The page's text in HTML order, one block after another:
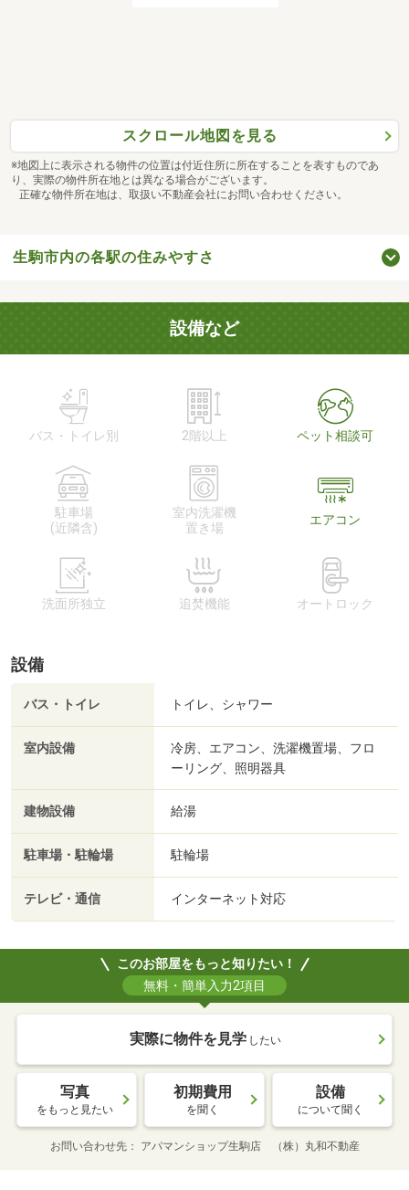
スクロール地図を見る
※地図上に表示される物件の位置は付近住所に所在することを表すものであ
り、実際の物件所在地とは異なる場合がございます。
正確な物件所在地は、取扱い不動産会社にお問い合わせください。
生駒市内の各駅の住みやすさ
設備など
バス・トイレ別 2階以上 ペット相談可
駐車場
(近隣含)
室内洗濯機
置き場
エアコン
洗面所独立 追焚機能 オートロック
設備
バス・トイレ トイレ、シャワー
室内設備
冷房、エアコン、洗濯機置場、フロ
ーリング、照明器具
建物設備 給湯
駐車場・駐輪場 駐輪場
テレビ・通信 インターネット対応
このお部屋をもっと知りたい！
無料・簡単入力2項目
実際に物件を見学 したい
写真
をもっと見たい
初期費用
を聞く
設備
について聞く
お問い合わせ先 アパマンショップ生駒店 （株）丸和不動産